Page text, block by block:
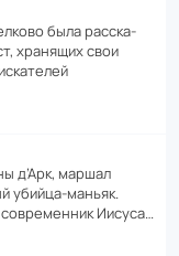
была расска­
хранящих свои
д’Арк, маршал
убийца-маньяк.
Иисуса…